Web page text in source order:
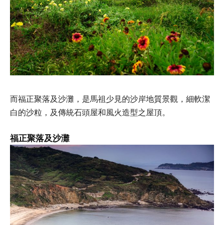
而福正聚落及沙灘，是馬祖少見的沙岸地質景觀，細軟潔
白的沙粒，及傳統石頭屋和風火造型之屋頂。
福正聚落及沙灘